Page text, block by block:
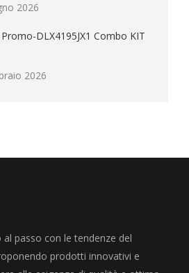
2026
DLX4195JX1 Combo KIT
2026
passo con le tendenze del
prodotti innovativi e